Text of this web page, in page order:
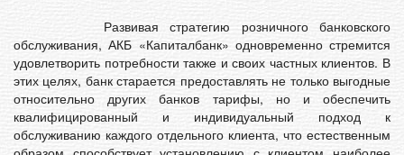
Развивая стратегию розничного банковского
обслуживания, АКБ «Капиталбанк» одновременно стремится
удовлетворить потребности также и своих частных клиентов. В
этих целях, банк старается предоставлять не только выгодные
относительно других банков тарифы, но и обеспечить
квалифицированный и индивидуальный подход к
обслуживанию каждого отдельного клиента, что естественным